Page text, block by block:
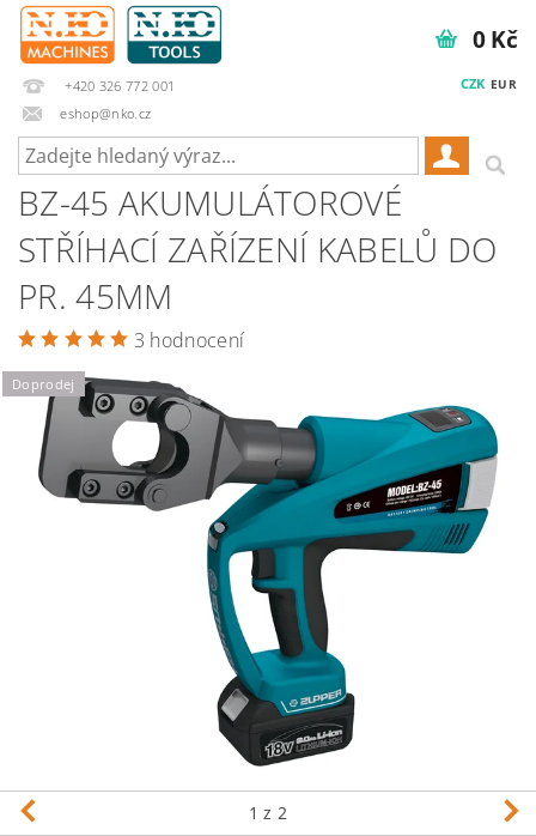
+420 326 772 001
eshop@nko.cz
CZK EUR
0 Kč
BZ-45 AKUMULÁTOROVÉ
STŘÍHACÍ ZAŘÍZENÍ KABELŮ DO
PR. 45MM
3 hodnocení
Doprodej
1 z 2